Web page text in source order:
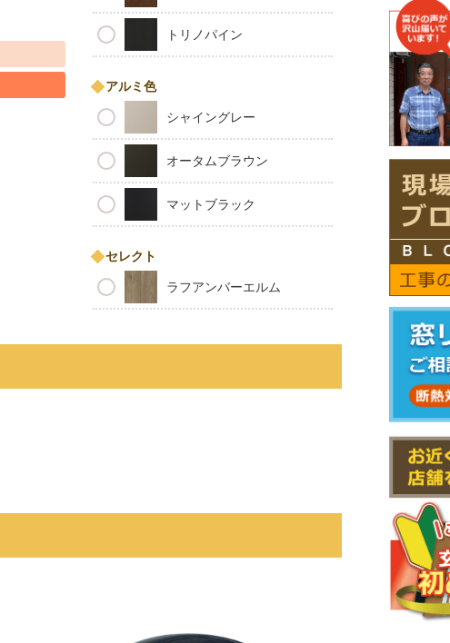
トリノパイン
アルミ色
シャイングレー
オータムブラウン
マットブラック
セレクト
ラフアンバーエルム